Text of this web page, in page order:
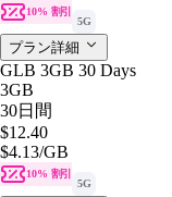
10% 割引
5G
プラン詳細
GLB 3GB 30 Days
3GB
30日間
$12.40
$4.13/GB
10% 割引
5G